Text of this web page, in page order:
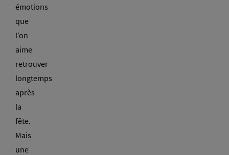
émotions
que
l’on
aime
retrouver
longtemps
après
la
fête.
Mais
une